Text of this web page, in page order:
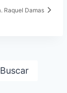
Raquel Damas
Buscar